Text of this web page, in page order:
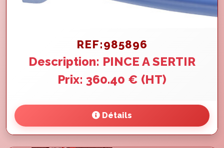
REF:985896
Description: PINCE A SERTIR
Prix: 360.40 € (HT)
Détails